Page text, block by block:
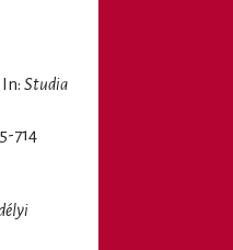
In: Studia
714